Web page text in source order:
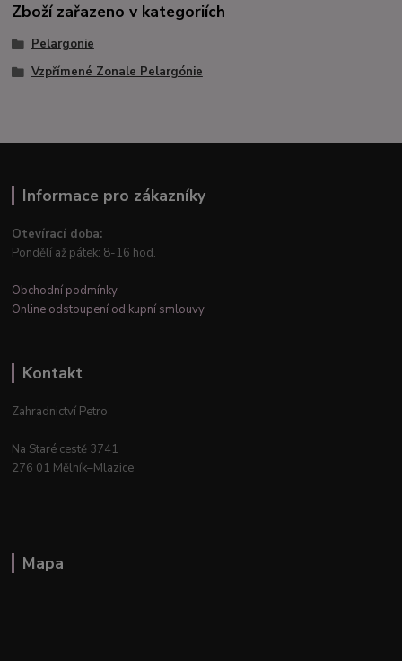
Zboží zařazeno v kategoriích
Pelargonie
Vzpřímené Zonale Pelargónie
Informace pro zákazníky
Otevírací doba:
Pondělí až pátek: 8-16 hod.
Obchodní podmínky
Online odstoupení od kupní smlouvy
Kontakt
Zahradnictví Petro
Na Staré cestě 3741
276 01 Mělník–Mlazice
Mapa